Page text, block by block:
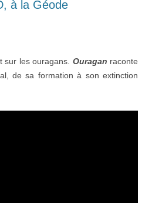
à la Géode
sur les ouragans. Ouragan raconte
de sa formation à son extinction